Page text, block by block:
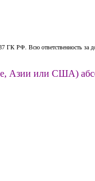
РФ. Всю ответственность за
Азии или США)